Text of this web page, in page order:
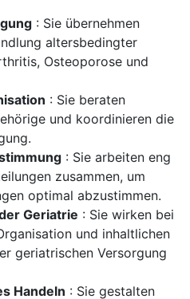
: Sie übernehmen
altersbedingter
Osteoporose und
: Sie beraten
und koordinieren die
: Sie arbeiten eng
zusammen, um
optimal abzustimmen.
Geriatrie : Sie wirken bei
und inhaltlichen
geriatrischen Versorgung
Handeln : Sie gestalten